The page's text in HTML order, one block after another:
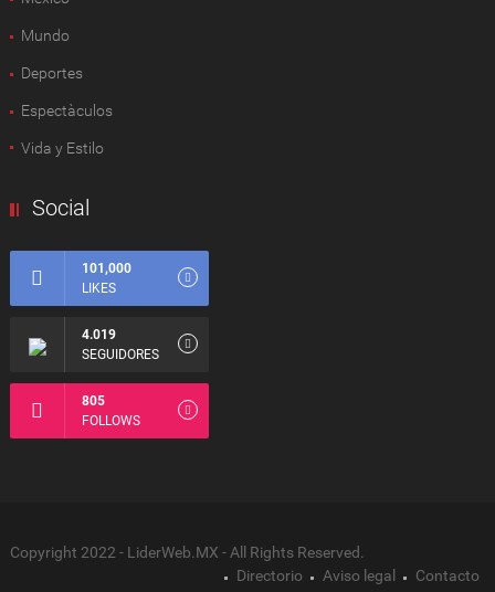
Mundo
Deportes
Espectàculos
Vida y Estilo
Social
101,000
LIKES
4.019
SEGUIDORES
805
FOLLOWS
Copyright 2022 - LiderWeb.MX - All Rights Reserved.
Directorio
Aviso legal Contacto